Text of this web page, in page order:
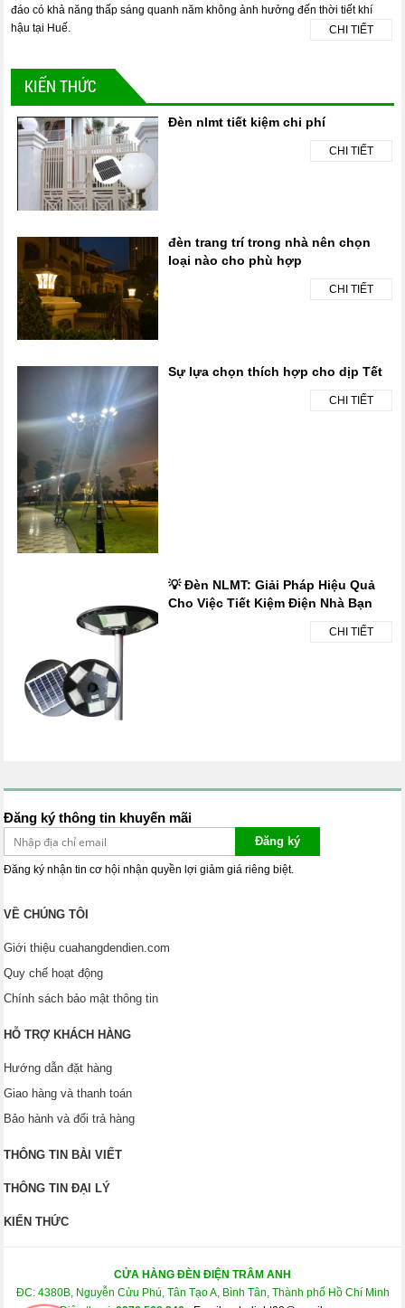
đáo có khả năng thấp sáng quanh năm không ảnh hưởng đến thời tiết khí
hậu tại Huế.
CHI TIẾT
KIẾN THỨC
Đèn nlmt tiết kiệm chi phí
CHI TIẾT
đèn trang trí trong nhà nên chọn
loại nào cho phù hợp
CHI TIẾT
Sự lựa chọn thích hợp cho dịp Tết
CHI TIẾT
💡 Đèn NLMT: Giải Pháp Hiệu Quả
Cho Việc Tiết Kiệm Điện Nhà Bạn
CHI TIẾT
Đăng ký thông tin khuyến mãi
Đăng ký
Đăng ký nhận tin cơ hội nhận quyền lợi giảm giá riêng biệt.
VỀ CHÚNG TÔI
Giới thiệu cuahangdendien.com
Quy chế hoạt động
Chính sách bảo mật thông tin
HỖ TRỢ KHÁCH HÀNG
Hướng dẫn đặt hàng
Giao hàng và thanh toán
Bảo hành và đổi trả hàng
THÔNG TIN BÀI VIẾT
THÔNG TIN ĐẠI LÝ
KIẾN THỨC
CỬA HÀNG ĐÈN ĐIỆN TRÂM ANH
ĐC: 4380B, Nguyễn Cửu Phú, Tân Tạo A, Bình Tân, Thành phố Hồ Chí Minh